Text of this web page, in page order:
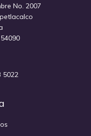
No. 2007
5022